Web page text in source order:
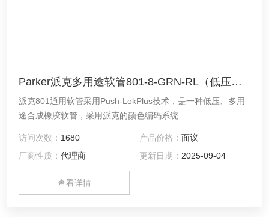
Parker派克多用途软管801-8-GRN-RL（低压、尺寸8、绿色、兼容HY/82系列）
派克801通用软管采用Push-LokPlus技术，是一种低压、多用
途合成橡胶软管，采用派克的颜色编码系统
访问次数： 1680 产品价格： 面议
厂商性质：代理商 更新日期： 2025-09-04
查看详情